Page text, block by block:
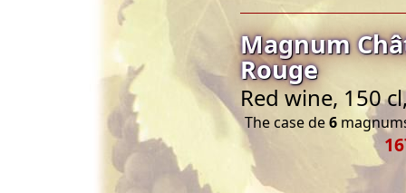
Magnum
Rouge
Red wine, 150
The case de6